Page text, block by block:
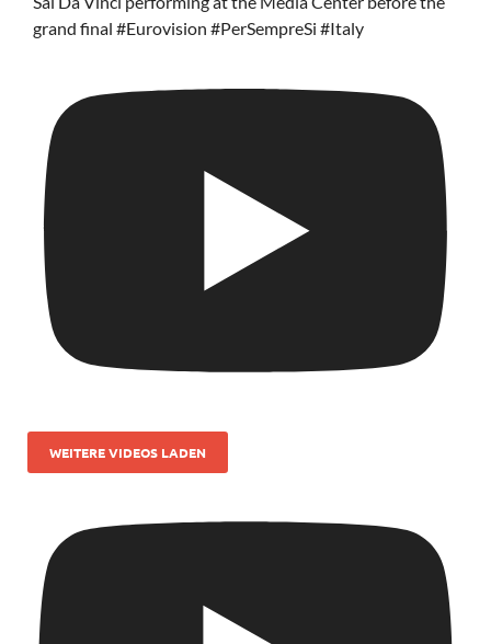
grand final #Eurovision #PerSempreSi #Italy
WEITERE VIDEOS LADEN